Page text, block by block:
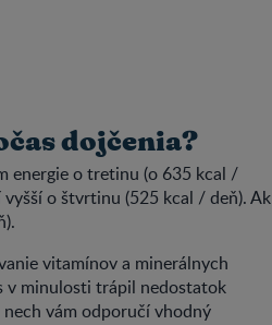
dojčenia?
energie o tretinu (o 635 kcal /
o štvrtinu (525 kcal / deň). Ak
vitamínov a minerálnych
v minulosti trápil nedostatok
vám odporučí vhodný